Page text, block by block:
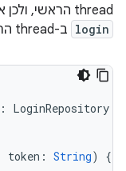
thread הראשי, ולכן אפשר להריץ את ה-Coroutine בפונקציה
login ב-thread הראשי:
:
LoginRepository
token : String) {